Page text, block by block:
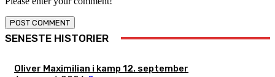
SENESTE HISTORIER
Oliver Maximilian i kamp 12. september